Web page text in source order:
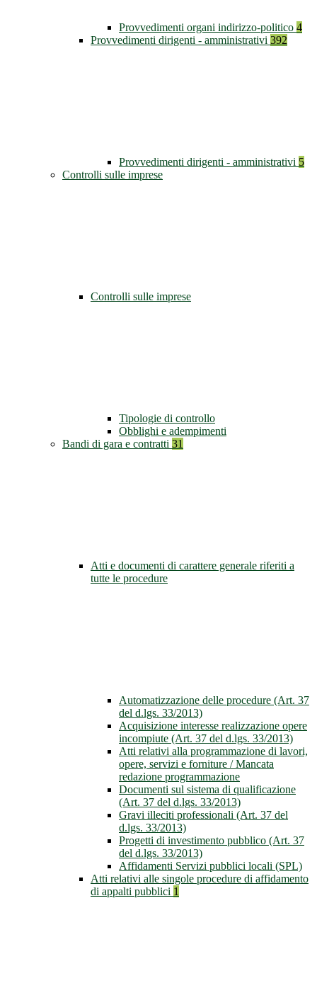
Provvedimenti organi indirizzo-politico 4
Provvedimenti dirigenti - amministrativi 392
Provvedimenti dirigenti - amministrativi 5
Controlli sulle imprese
Controlli sulle imprese
Tipologie di controllo
Obblighi e adempimenti
Bandi di gara e contratti 31
Atti e documenti di carattere generale riferiti a
tutte le procedure
Automatizzazione delle procedure (Art. 37
del d.lgs. 33/2013)
Acquisizione interesse realizzazione opere
incompiute (Art. 37 del d.lgs. 33/2013)
Atti relativi alla programmazione di lavori,
opere, servizi e forniture / Mancata
redazione programmazione
Documenti sul sistema di qualificazione
(Art. 37 del d.lgs. 33/2013)
Gravi illeciti professionali (Art. 37 del
d.lgs. 33/2013)
Progetti di investimento pubblico (Art. 37
del d.lgs. 33/2013)
Affidamenti Servizi pubblici locali (SPL)
Atti relativi alle singole procedure di affidamento
di appalti pubblici 1